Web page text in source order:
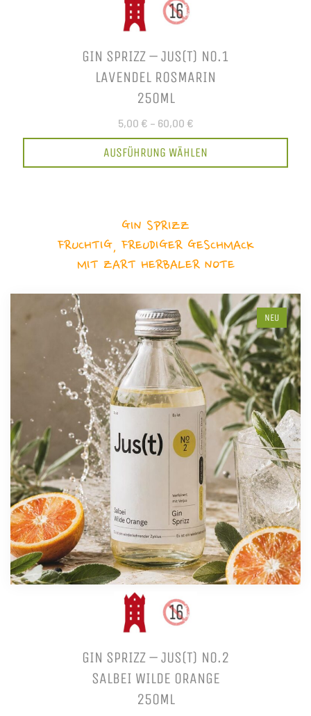
GIN SPRIZZ – JUS(T) NO.1
LAVENDEL ROSMARIN
250ML
5,00 € – 60,00 €
AUSFÜHRUNG WÄHLEN
GIN SPRIZZ
FRUCHTIG, FREUDIGER GESCHMACK
MIT ZART HERBALER NOTE
NEU
GIN SPRIZZ – JUS(T) NO.2
SALBEI WILDE ORANGE
250ML